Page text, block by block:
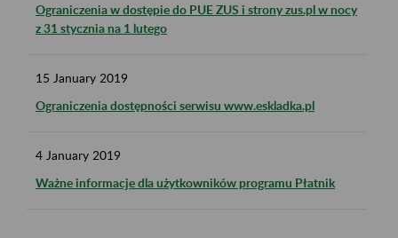
Ograniczenia w dostępie do PUE ZUS i strony zus.pl w nocy
z 31 stycznia na 1 lutego
15 January 2019
Ograniczenia dostępności serwisu www.eskladka.pl
4 January 2019
Ważne informacje dla użytkowników programu Płatnik